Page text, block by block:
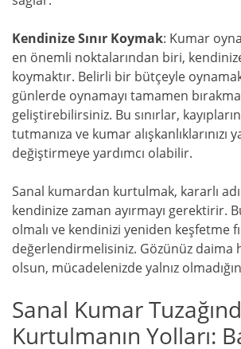
Kendinize Sınır Koymak: Kumar
en önemli noktalarından biri,
koymaktır. Belirli bir bütçeyle
günlerde oynamayı tamamen
geliştirebilirsiniz. Bu sınırlar,
tutmanıza ve kumar alışkanlıklarınızı
değiştirmeye yardımcı olabilir.
Sanal kumardan kurtulmak, kararlı
kendinize zaman ayırmayı gerektirir.
olmalı ve kendinizi yeniden keşfetme
değerlendirmelisiniz. Gözünüz daima
olsun, mücadelenizde yalnız
Sanal Kumar
Kurtulmanın Yolları: